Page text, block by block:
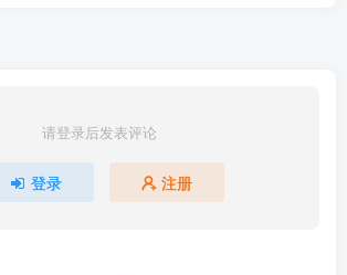
请登录后发表评论
登录 注册